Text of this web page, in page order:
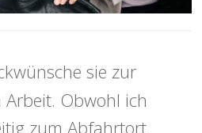
sie zur
Obwohl ich
zum Abfahrtort